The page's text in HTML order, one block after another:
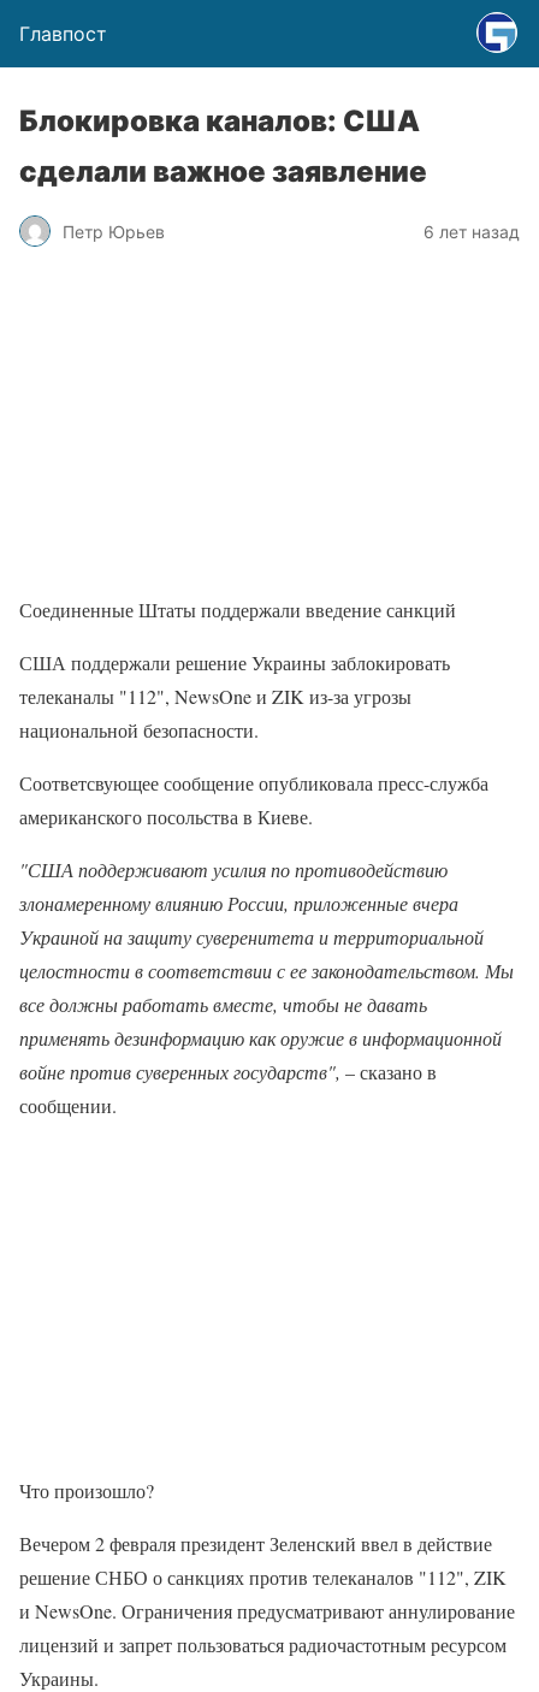
Главпост
Блокировка каналов: США
сделали важное заявление
Петр Юрьев 6 лет назад
Соединенные Штаты поддержали введение санкций
США поддержали решение Украины заблокировать
телеканалы "112", NewsOne и ZIK из-за угрозы
национальной безопасности.
Соответсвующее сообщение опубликовала пресс-служба
американского посольства в Киеве.
"США поддерживают усилия по противодействию
злонамеренному влиянию России, приложенные вчера
Украиной на защиту суверенитета и территориальной
целостности в соответствии с ее законодательством. Мы
все должны работать вместе, чтобы не давать
применять дезинформацию как оружие в информационной
войне против суверенных государств", – сказано в
сообщении.
Что произошло?
Вечером 2 февраля президент Зеленский ввел в действие
решение СНБО о санкциях против телеканалов "112", ZIK
и NewsOne. Ограничения предусматривают аннулирование
лицензий и запрет пользоваться радиочастотным ресурсом
Украины.